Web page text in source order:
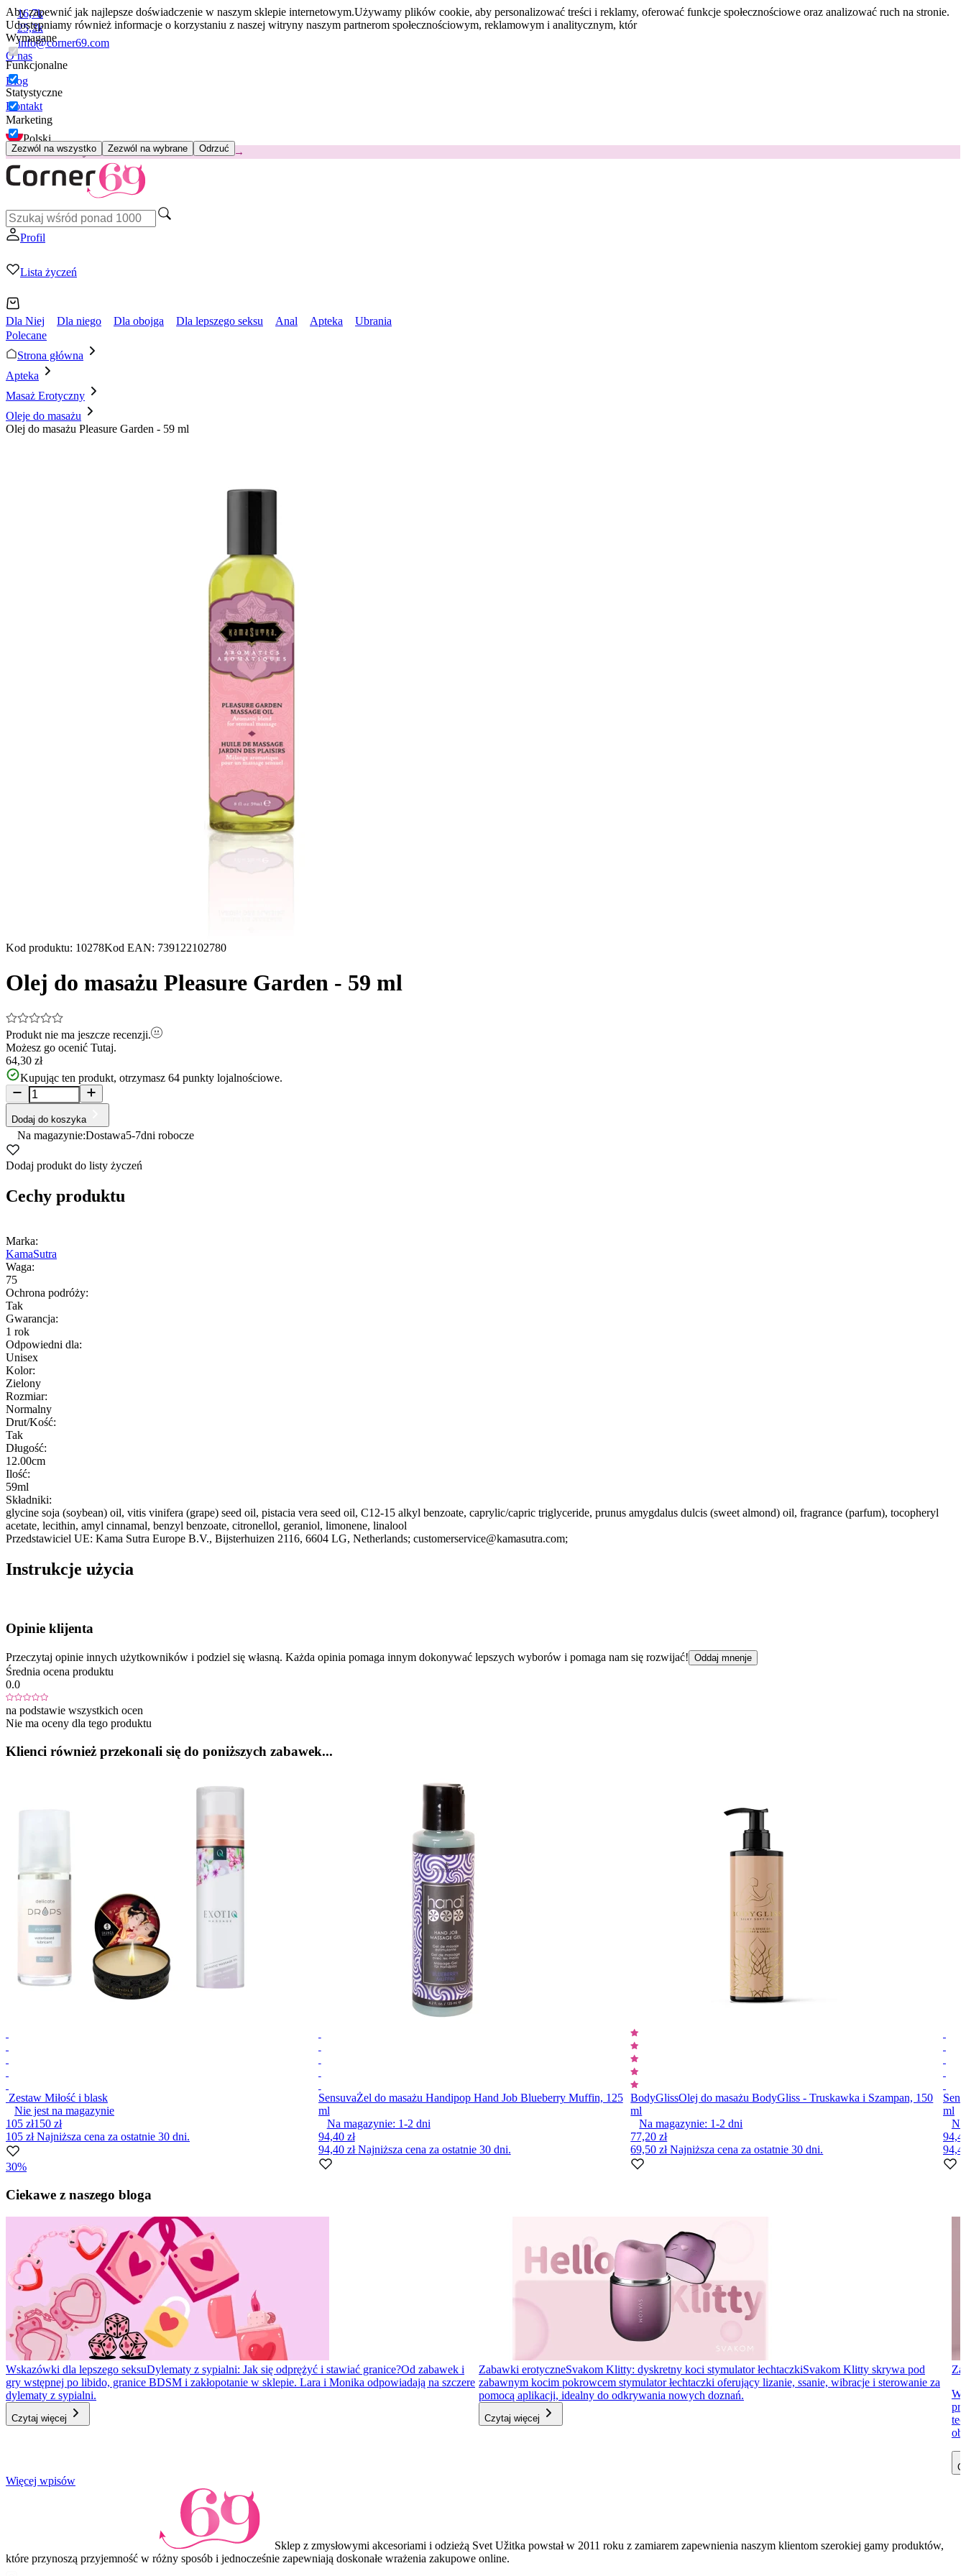
Aby zapewnić jak najlepsze doświadczenie w naszym sklepie internetowym.Używamy plików cookie, aby personalizować treści i reklamy, oferować funkcje społecznościowe oraz analizować ruch na stronie.
Udostępniamy również informacje o korzystaniu z naszej witryny naszym partnerom społecznościowym, reklamowym i analitycznym, któr
Wymagane
Funkcjonalne
Statystyczne
Marketing
Zezwól na wszystko Zezwól na wybrane Odrzuć
16,7k
25,2k
info@corner69.com
O nas
Blog
Kontakt
Polski
😽Svakom Klitty: 65 zł TANIEJKod: KLITTY →
Profil
Lista życzeń
Dla Niej Dla niego Dla obojga Dla lepszego seksu Anal Apteka
Ubrania
Polecane
Strona główna
Apteka
Masaż Erotyczny
Oleje do masażu
Olej do masażu Pleasure Garden - 59 ml
Kod produktu: 10278Kod EAN: 739122102780
Olej do masażu Pleasure Garden - 59 ml
Produkt nie ma jeszcze recenzji.
Możesz go ocenić Tutaj.
64,30 zł
Kupując ten produkt, otrzymasz 64 punkty lojalnościowe.
Dodaj do koszyka
Na magazynie:Dostawa5-7dni robocze
Dodaj produkt do listy życzeń
Cechy produktu
Marka:
KamaSutra
Waga:
75
Ochrona podróży:
Tak
Gwarancja:
1 rok
Odpowiedni dla:
Unisex
Kolor:
Zielony
Rozmiar:
Normalny
Drut/Kość:
Tak
Długość:
12.00cm
Ilość:
59ml
Składniki:
glycine soja (soybean) oil, vitis vinifera (grape) seed oil, pistacia vera seed oil, C12-15 alkyl benzoate, caprylic/capric triglyceride, prunus amygdalus dulcis (sweet almond) oil, fragrance (parfum), tocopheryl
acetate, lecithin, amyl cinnamal, benzyl benzoate, citronellol, geraniol, limonene, linalool
Przedstawiciel UE: Kama Sutra Europe B.V., Bijsterhuizen 2116, 6604 LG, Netherlands; customerservice@kamasutra.com;
Instrukcje użycia
Opinie klijenta
Przeczytaj opinie innych użytkowników i podziel się własną. Każda opinia pomaga innym dokonywać lepszych wyborów i pomaga nam się rozwijać! Oddaj mnenje
Średnia ocena produktu
0.0
na podstawie wszystkich ocen
Nie ma oceny dla tego produktu
Klienci również przekonali się do poniższych zabawek...
Zestaw Miłość i blask
Nie jest na magazynie
105 zł150 zł
105 złNajniższa cena za ostatnie 30 dni.
30%
SensuvaŻel do masażu Handipop Hand Job Blueberry Muffin, 125
ml
Na magazynie: 1-2 dni
94,40 zł
94,40 złNajniższa cena za ostatnie 30 dni.
BodyGlissOlej do masażu BodyGliss - Truskawka i Szampan, 150
ml
Na magazynie: 1-2dni
77,20 zł
69,50 złNajniższa cena za ostatnie 30 dni.
ml
1
10
Ciekawe z naszego bloga
Wskazówki dla lepszego seksuDylematy z sypialni: Jak się odprężyć i stawiać granice?Od zabawek i
gry wstępnej po libido, granice BDSM i zakłopotanie w sklepie. Lara i Monika odpowiadają na szczere
dylematy z sypialni.
Czytaj więcej
Zabawki erotyczneSvakom Klitty: dyskretny koci stymulator łechtaczkiSvakom Klitty skrywa pod
zabawnym kocim pokrowcem stymulator łechtaczki oferujący lizanie, ssanie, wibracje i sterowanie za
pomocą aplikacji, idealny do odkrywania nowych doznań.
Czytaj więcej
Item
Więcej wpisów
Sklep z zmysłowymi akcesoriami i odzieżą Svet Užitka powstał w 2011 roku z zamiarem zapewnienia naszym klientom szerokiej gamy produktów,
które przynoszą przyjemność w różny sposób i jednocześnie zapewniają doskonałe wrażenia zakupowe online.